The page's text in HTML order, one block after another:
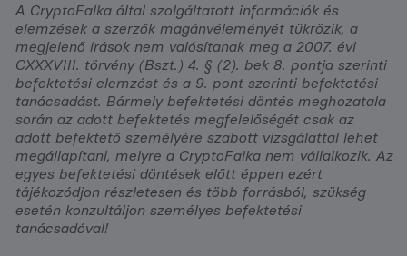
A CryptoFalka által szolgáltatott információk és
elemzések a szerzők magánvéleményét tükrözik, a
megjelenő írások nem valósítanak meg a 2007. évi
CXXXVIII. törvény (Bszt.) 4. § (2). bek 8. pontja szerinti
befektetési elemzést és a 9. pont szerinti befektetési
tanácsadást. Bármely befektetési döntés meghozatala
során az adott befektetés megfelelőségét csak az
adott befektető személyére szabott vizsgálattal lehet
megállapítani, melyre a CryptoFalka nem vállalkozik. Az
egyes befektetési döntések előtt éppen ezért
tájékozódjon részletesen és több forrásból, szükség
esetén konzultáljon személyes befektetési
tanácsadóval!